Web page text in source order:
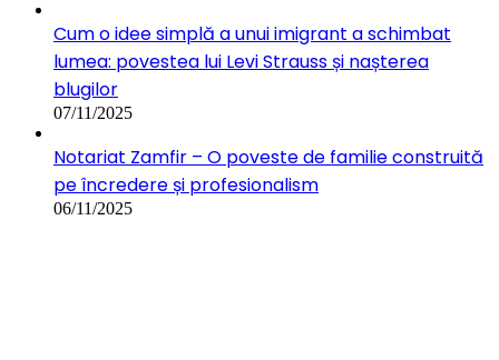
Cum o idee simplă a unui imigrant a schimbat
lumea: povestea lui Levi Strauss și nașterea
blugilor
07/11/2025
Notariat Zamfir – O poveste de familie construită
pe încredere și profesionalism
06/11/2025